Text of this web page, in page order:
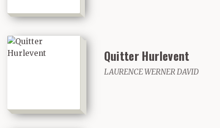
Quitter Hurlevent
LAURENCE WERNER DAVID